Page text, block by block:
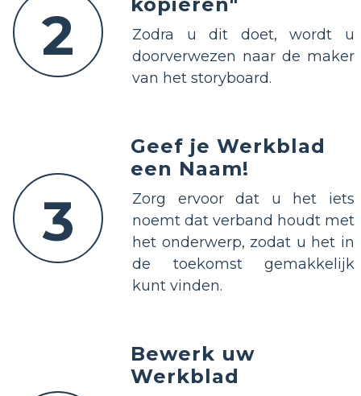
2
Zodra u dit doet, wordt u
doorverwezen naar de maker
van het storyboard.
3
Geef je Werkblad
een Naam!
Zorg ervoor dat u het iets
noemt dat verband houdt met
het onderwerp, zodat u het in
de toekomst gemakkelijk
kunt vinden.
Bewerk uw
Werkblad